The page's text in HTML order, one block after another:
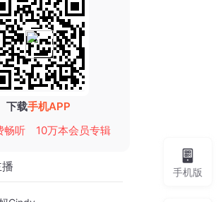
下载手机APP
畅听
10万本会员专辑
手机版